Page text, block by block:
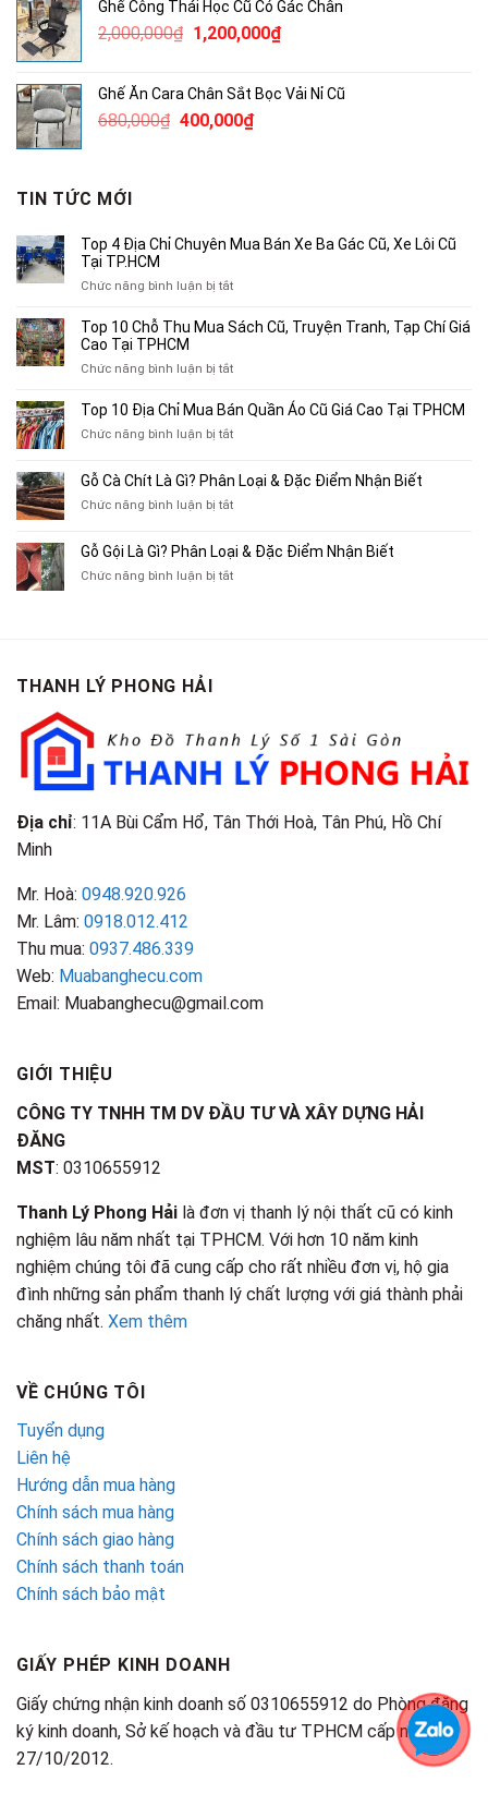
145,000₫. là:
100,000₫.
Ghế Công Thái Học Cũ Có Gác Chân
2,000,000₫ Giá
2,000,000₫.
1,200,000₫Giá
là:
Ghế Ăn Cara Chân Sắt Bọc Vải Nỉ Cũ
680,000₫ Giá
400,000₫Giá
TIN TỨC MỚI
Top 4 Địa Chỉ Chuyên Mua Bán Xe Ba Gác Cũ, Xe Lôi Cũ
Tại TP.HCM
Chức năng bình luận bị tắtở
4
Chuyên
Bán
Xe
Cũ,
Xe
Cũ
TP.HCM
Top 10 Chỗ Thu Mua Sách Cũ, Truyện Tranh, Tạp Chí Giá
Cao Tại TPHCM
Chức năng bình luận bị tắtở
10
Thu
Sách
Tạp
Chí
Top 10 Địa Chỉ Mua Bán Quần Áo Cũ Giá Cao Tại TPHCM
Chức năng bình luận bị tắtở
Địa
Chỉ
Bán
Áo
Gỗ Cà Chít Là Gì? Phân Loại & Đặc Điểm Nhận Biết
Chức năng bình luận bị tắtở
Chít
Là
Gỗ Gội Là Gì? Phân Loại & Đặc Điểm Nhận Biết
Chức năng bình luận bị tắtở
Điểm
Nhận
Biết
THANH LÝ PHONG HẢI
Địa chỉ: 11A Bùi Cẩm Hổ, Tân Thới Hoà, Tân Phú, Hồ Chí
Minh
Mr. Hoà: 0948.920.926
Mr. Lâm: 0918.012.412
Thu mua: 0937.486.339
Web: Muabanghecu.com
Email: Muabanghecu@gmail.com
GIỚI THIỆU
CÔNG TY TNHH TM DV ĐẦU TƯ VÀ XÂY DỰNG HẢI
ĐĂNG
MST: 0310655912
Thanh Lý Phong Hải là đơn vị thanh lý nội thất cũ có kinh
nghiệm lâu năm nhất tại TPHCM. Với hơn 10 năm kinh
nghiệm chúng tôi đã cung cấp cho rất nhiều đơn vị, hộ gia
đình những sản phẩm thanh lý chất lượng với giá thành phải
chăng nhất. Xem thêm
VỀ CHÚNG TÔI
Tuyển dụng
Liên hệ
Hướng dẫn mua hàng
Chính sách mua hàng
Chính sách giao hàng
Chính sách thanh toán
Chính sách bảo mật
GIẤY PHÉP KINH DOANH
Giấy chứng nhận kinh doanh số 0310655912 do Phòng đăng
ký kinh doanh, Sở kế hoạch và đầu tư TPHCM cấp ngày
27/10/2012.